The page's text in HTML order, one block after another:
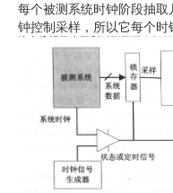
每个被测系统时钟阶段抽
钟控制采样，所以它每个时